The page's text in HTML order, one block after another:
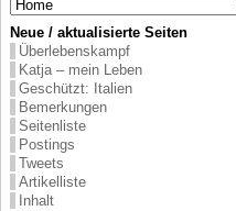
Neue / aktualisierte Seiten
Überlebenskampf
Katja – mein Leben
Geschützt: Italien
Bemerkungen
Seitenliste
Postings
Tweets
Artikelliste
Inhalt